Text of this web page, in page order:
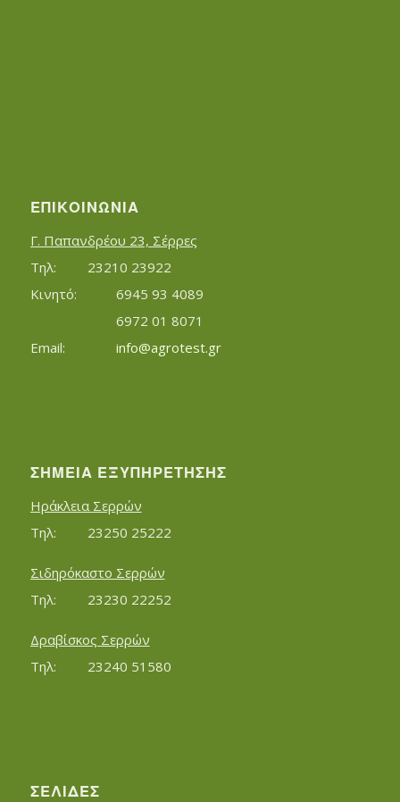
ΕΠΙΚΟΙΝΩΝΊΑ
Γ. Παπανδρέου 23, Σέρρες
Τηλ:		23210 23922
Κινητό:		6945 93 4089
			6972 01 8071
info@agrotest.gr
ΣΗΜΕΊΑ ΕΞΥΠΗΡΈΤΗΣΗΣ
Ηράκλεια Σερρών
Τηλ:		23250 25222
Σιδηρόκαστο Σερρών
Τηλ:		23230 22252
Δραβίσκος Σερρών
Τηλ:		23240 51580
ΣΕΛΊΔΕΣ